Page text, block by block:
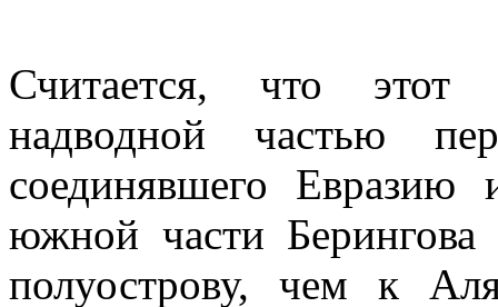
Считается, что этот
надводной частью
соединявшего
южной части
полуострову, чем к